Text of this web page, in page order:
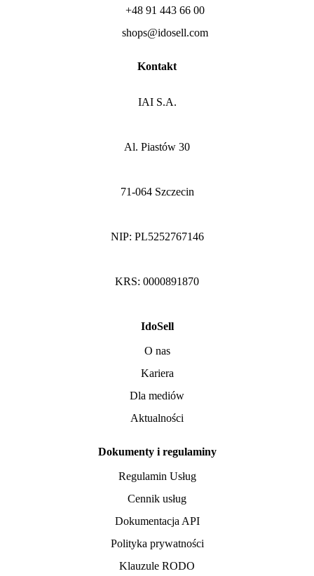
+48 91 443 66 00
shops@idosell.com
Kontakt
IAI S.A.
Al. Piastów 30
71-064 Szczecin
NIP: PL5252767146
KRS: 0000891870
IdoSell
O nas
Kariera
Dla mediów
Aktualności
Dokumenty i regulaminy
Regulamin Usług
Cennik usług
Dokumentacja API
Polityka prywatności
Klauzule RODO